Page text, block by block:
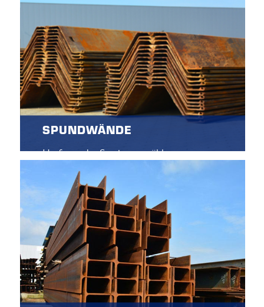
Erhältlich in Abmessungen von 114,3 bis
1420 mm.
SPUNDWÄNDE
Umfassendes Sortiment stählerner
Spundwände in vielen Sorten und Maßen!
Für u. a. Tief-, Straßen- und Wasserbau als
Kaimauer, Baugrube oder Uferschutz an
Kanälen.